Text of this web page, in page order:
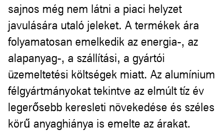
sajnos még nem látni a piaci helyzet
javulására utaló jeleket. A termékek ára
folyamatosan emelkedik az energia-, az
alapanyag-, a szállítási, a gyártói
üzemeltetési költségek miatt. Az alumínium
félgyártmányokat tekintve az elmúlt tíz év
legerősebb keresleti növekedése és széles
körű anyaghiánya is emelte az árakat.